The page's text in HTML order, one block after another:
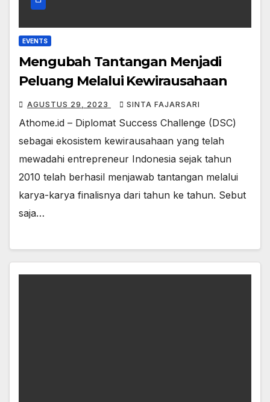
EVENTS
Mengubah Tantangan Menjadi
Peluang Melalui Kewirausahaan
AGUSTUS 29, 2023 SINTA FAJARSARI
Athome.id – Diplomat Success Challenge (DSC)
sebagai ekosistem kewirausahaan yang telah
mewadahi entrepreneur Indonesia sejak tahun
2010 telah berhasil menjawab tantangan melalui
karya-karya finalisnya dari tahun ke tahun. Sebut
saja…